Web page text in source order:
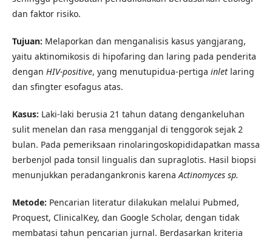
dan faktor risiko.
Tujuan: Melaporkan dan menganalisis kasus yangjarang,
yaitu aktinomikosis di hipofaring dan laring pada penderita
dengan HIV-positive, yang menutupidua-pertiga inlet laring
dan sfingter esofagus atas.
Kasus: Laki-laki berusia 21 tahun datang dengankeluhan
sulit menelan dan rasa mengganjal di tenggorok sejak 2
bulan. Pada pemeriksaan rinolaringoskopididapatkan massa
berbenjol pada tonsil lingualis dan supraglotis. Hasil biopsi
menunjukkan peradangankronis karenaActinomyces sp.
Metode: Pencarian literatur dilakukan melalui Pubmed,
Proquest, ClinicalKey, dan Google Scholar, dengan tidak
membatasi tahun pencarian jurnal. Berdasarkan kriteria